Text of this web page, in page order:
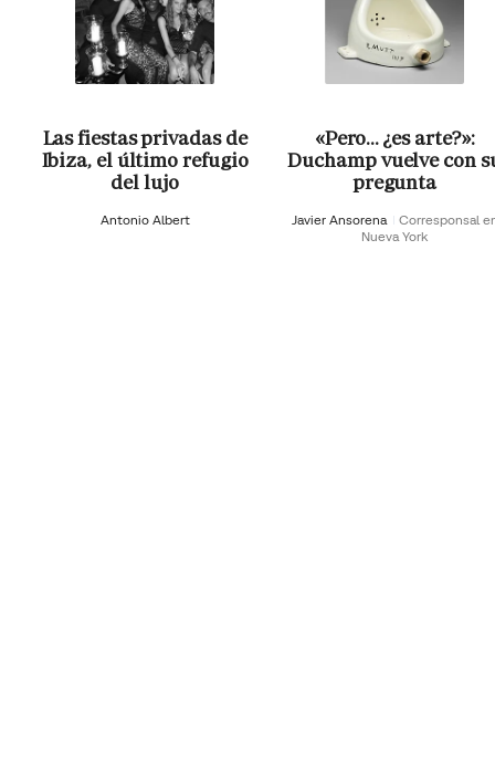
Las fiestas privadas de
Ibiza, el último refugio
del lujo
Antonio Albert
«Pero… ¿es arte?»:
Duchamp vuelve con
pregunta
Javier Ansorena
Corresponsal
Nueva York